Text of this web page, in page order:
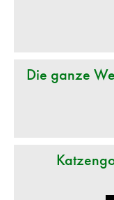
Die ganze